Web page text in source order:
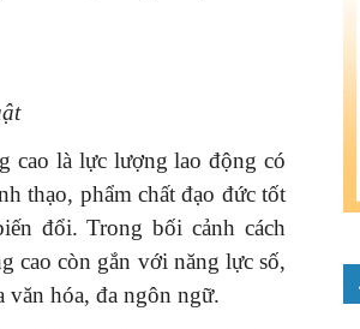
cao là lực lượng lao động có
thạo, phẩm chất đạo đức tốt
đổi. Trong bối cảnh cách
cao còn gắn với năng lực số,
văn hóa, đa ngôn ngữ.